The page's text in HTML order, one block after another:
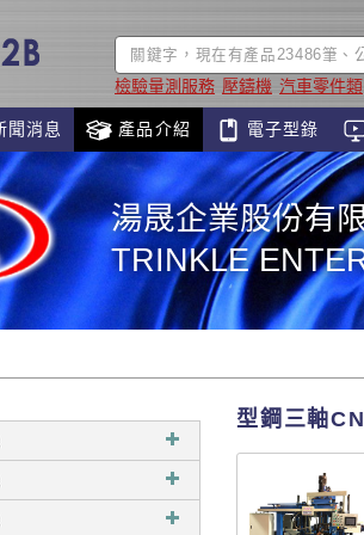
檢驗量測服務 壓鑄機 汽車零件類
聞消息 產品介紹 電子型錄
湯晟企業股份有
TRINKLE
型鋼三軸